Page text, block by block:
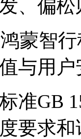
、偏
蒙智
与用
准GB
要求